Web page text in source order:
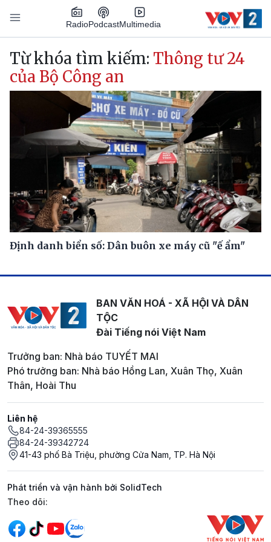
Nhảy đến nội dung
RadioPodcastMultimedia
Main navigation
Từ khóa tìm kiếm: Thông tư 24
của Bộ Công an
Định danh biển số: Dân buôn xe máy cũ "ế ẩm"
BAN VĂN HOÁ - XÃ HỘI VÀ DÂN
TỘC
Đài Tiếng nói Việt Nam
Trưởng ban: Nhà báo TUYẾT MAI
Phó trưởng ban: Nhà báo Hồng Lan, Xuân Thọ, Xuân
Thân, Hoài Thu
Liên hệ
84-24-39365555
84-24-39342724
41-43 phố Bà Triệu, phường Cửa Nam, TP. Hà Nội
Phát triển và vận hành bởi SolidTech
Mạng xã hội
Theo dõi: